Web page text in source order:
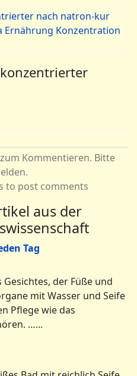
Kommentieren. Bitte
to post comments
aus der
Tag
Gesichtes, der Füße und
mit Wasser und Seife
Pflege wie das
…...